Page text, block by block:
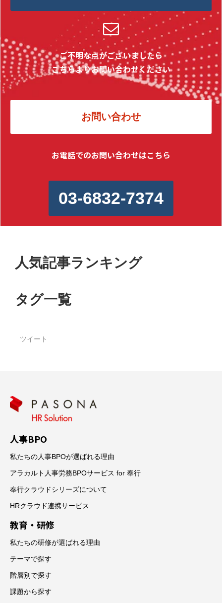
ご不明な点がございましたら
こちらよりお問い合わせください
お問い合わせ
お電話でのお問い合わせはこちら
03-6832-7374
人気記事ランキング
タグ一覧
ツイート
人事BPO
私たちの人事BPOが選ばれる理由
アラカルト人事労務BPOサービス for 奉行
奉行クラウドシリーズについて
HRクラウド連携サービス
教育・研修
私たちの研修が選ばれる理由
テーマで探す
階層別で探す
課題から探す